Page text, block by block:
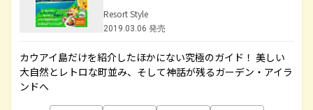
Resort Style
2019.03.06 発売
カウアイ島だけを紹介したほかにない究極のガイド！ 美しい
大自然とレトロな町並み、そして神話が残るガーデン・アイラ
ンドへ